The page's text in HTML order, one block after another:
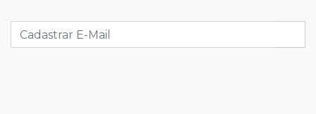
acidente com F-1000 na Av. Heráclito